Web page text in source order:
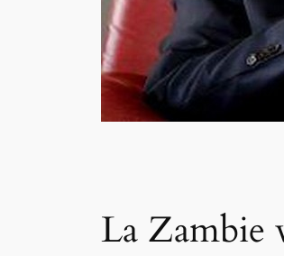
La Zambie